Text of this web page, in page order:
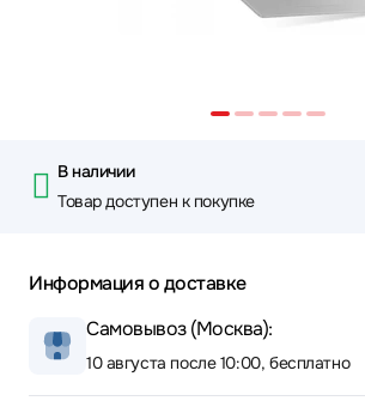
В наличии
Товар доступен к покупке
Информация о доставке
Самовывоз (Москва):
10 августа после 10:00, бесплатно